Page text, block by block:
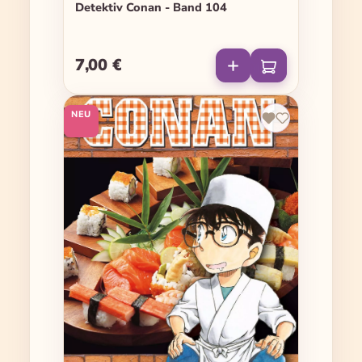
Detektiv Conan - Band 104
Regulärer Preis:
7,00 €
NEU